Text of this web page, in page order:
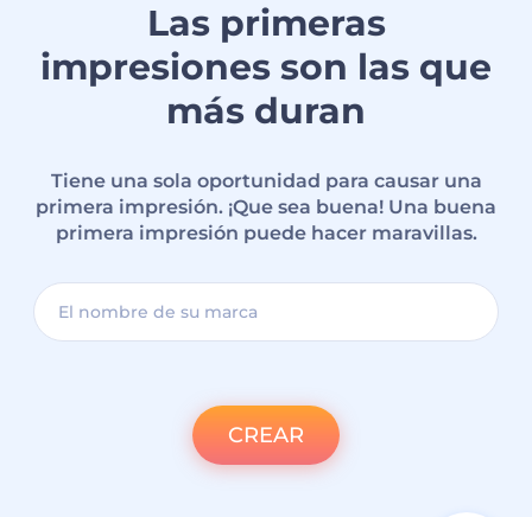
Las primeras
impresiones son las que
más duran
Tiene una sola oportunidad para causar una
primera impresión. ¡Que sea buena! Una buena
primera impresión puede hacer maravillas.
CREAR